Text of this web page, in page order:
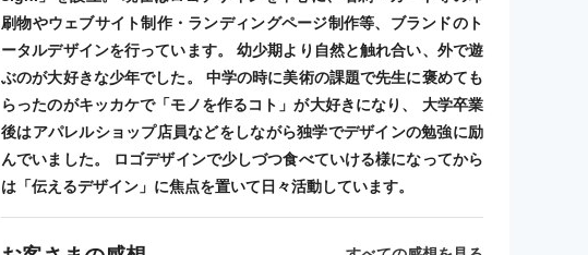
刷物やウェブサイト制作・ランディングページ制作等、ブランドのト
ータルデザインを行っています。 幼少期より自然と触れ合い、外で遊
ぶのが大好きな少年でした。 中学の時に美術の課題で先生に褒めても
らったのがキッカケで「モノを作るコト」が大好きになり、 大学卒業
後はアパレルショップ店員などをしながら独学でデザインの勉強に励
んでいました。 ロゴデザインで少しづつ食べていける様になってから
は「伝えるデザイン」に焦点を置いて日々活動しています。